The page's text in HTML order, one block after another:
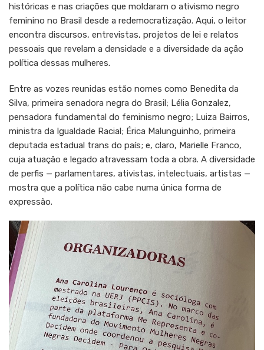
históricas e nas criações que moldaram o ativismo negro
feminino no Brasil desde a redemocratização. Aqui, o leitor
encontra discursos, entrevistas, projetos de lei e relatos
pessoais que revelam a densidade e a diversidade da ação
política dessas mulheres.
Entre as vozes reunidas estão nomes como Benedita da
Silva, primeira senadora negra do Brasil; Lélia Gonzalez,
pensadora fundamental do feminismo negro; Luiza Bairros,
ministra da Igualdade Racial; Érica Malunguinho, primeira
deputada estadual trans do país; e, claro, Marielle Franco,
cuja atuação e legado atravessam toda a obra. A diversidade
de perfis — parlamentares, ativistas, intelectuais, artistas —
mostra que a política não cabe numa única forma de
expressão.